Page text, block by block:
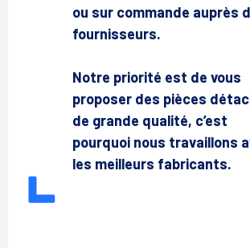
ou sur commande auprès
fournisseurs.
Notre priorité est de vous
proposer des pièces
de grande qualité, c’est
pourquoi nous travaillons
les meilleurs fabricants.